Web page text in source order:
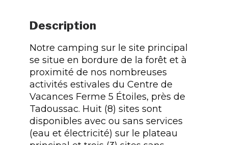
Description
Notre camping sur le site principal
se situe en bordure de la forêt et à
proximité de nos nombreuses
activités estivales du Centre de
Vacances Ferme 5 Étoiles, près de
Tadoussac. Huit (8) sites sont
disponibles avec ou sans services
(eau et électricité) sur le plateau